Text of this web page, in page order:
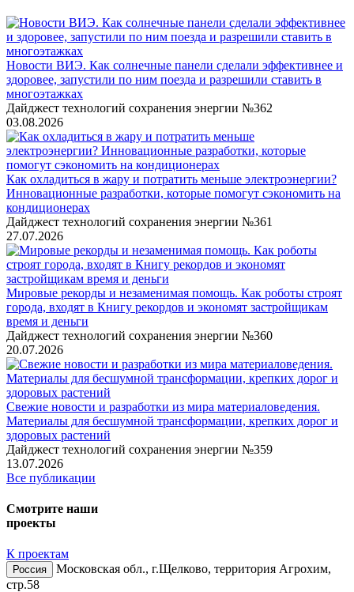
Новости ВИЭ. Как солнечные панели сделали эффективнее и
здоровее, запустили по ним поезда и разрешили ставить в
многоэтажках
Дайджест технологий сохранения энергии №362
03.08.2026
Как охладиться в жару и потратить меньше электроэнергии?
Инновационные разработки, которые помогут сэкономить на
кондиционерах
Дайджест технологий сохранения энергии №361
27.07.2026
Мировые рекорды и незаменимая помощь. Как роботы строят
города, входят в Книгу рекордов и экономят застройщикам
время и деньги
Дайджест технологий сохранения энергии №360
20.07.2026
Свежие новости и разработки из мира материаловедения.
Материалы для бесшумной трансформации, крепких дорог и
здоровых растений
Дайджест технологий сохранения энергии №359
13.07.2026
Все публикации
Смотрите наши
проекты
К проектам
Россия
Московская обл., г.Щелково, территория Агрохим,
стр.58